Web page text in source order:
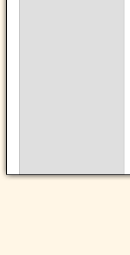
Navigation